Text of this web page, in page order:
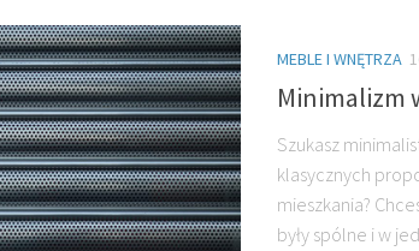
MEBLE I WNĘTRZA
Minimalizm
Szukasz
klasycznych
mieszkania?
były spólne i w